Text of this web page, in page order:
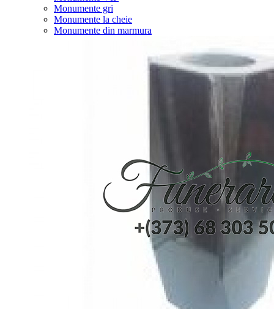
Monumente gri
Monumente la cheie
Monumente din marmura